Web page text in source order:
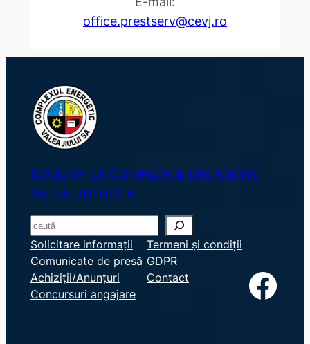
office.prestserv@cevj.ro
SOCIETATEA COMPLEXUL ENERGETIC
VALEA JIULUI S.A.
S
e
a
r
c
Solicitare informații
Comunicate de presă
Achiziții/Anunțuri
Concursuri angajare
Termeni și condiții
GDPR
Contact
Facebook